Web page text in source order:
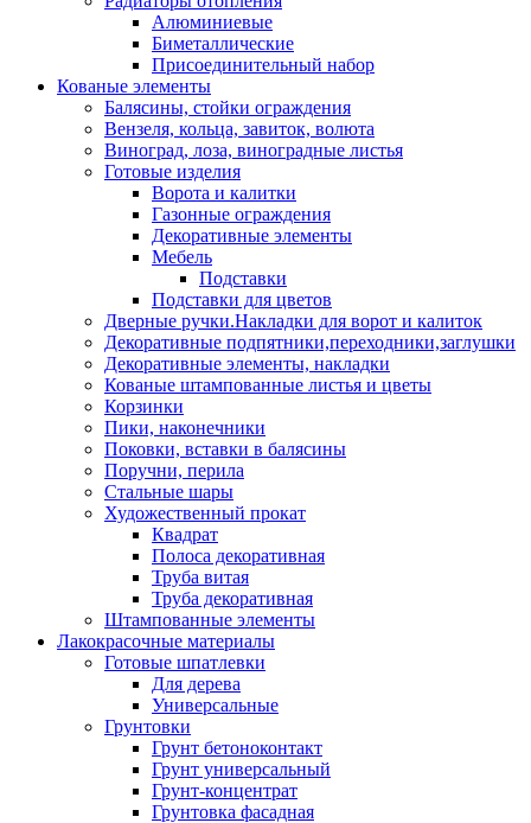
Алюминиевые
Биметаллические
Присоединительный набор
Кованые элементы
Балясины, стойки ограждения
Вензеля, кольца, завиток, волюта
Виноград, лоза, виноградные листья
Готовые изделия
Ворота и калитки
Газонные ограждения
Декоративные элементы
Мебель
Подставки
Подставки для цветов
Дверные ручки.Накладки для ворот и калиток
Декоративные подпятники,переходники,заглушки
Декоративные элементы, накладки
Кованые штампованные листья и цветы
Корзинки
Пики, наконечники
Поковки, вставки в балясины
Поручни, перила
Стальные шары
Художественный прокат
Квадрат
Полоса декоративная
Труба витая
Труба декоративная
Штампованные элементы
Лакокрасочные материалы
Готовые шпатлевки
Для дерева
Универсальные
Грунтовки
Грунт бетоноконтакт
Грунт универсальный
Грунт-концентрат
Грунтовка фасадная